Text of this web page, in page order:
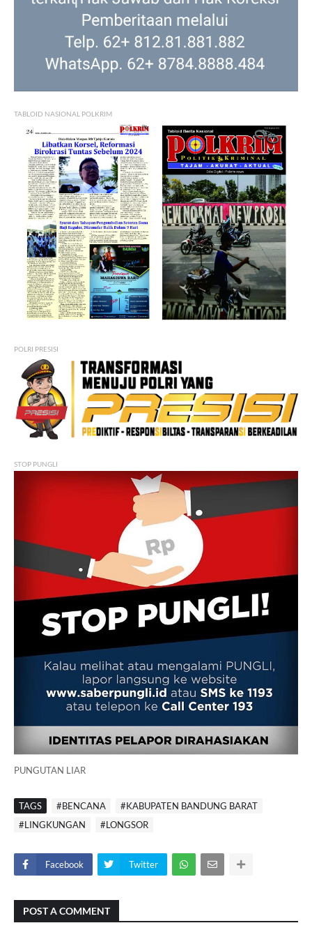
TABLOID NASIONAL POLKRIM
POLRI PRESISI
STOP PUNGLI
PUNGUTAN LIAR
TAGS #BENCANA
#KABUPATEN BANDUNG BARAT
#LINGKUNGAN
#LONGSOR
Facebook Twitter
POST A COMMENT